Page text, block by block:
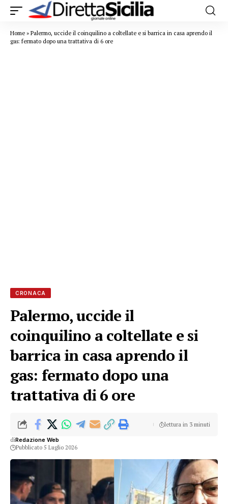
Home » Palermo, uccide il coinquilino a coltellate e si barrica in casa aprendo il
gas: fermato dopo una trattativa di 6 ore
CRONACA
Palermo, uccide il
coinquilino a coltellate e si
barrica in casa aprendo il
gas: fermato dopo una
trattativa di 6 ore
diRedazione Web
Pubblicato 5 Luglio 2026
lettura in 3 minuti